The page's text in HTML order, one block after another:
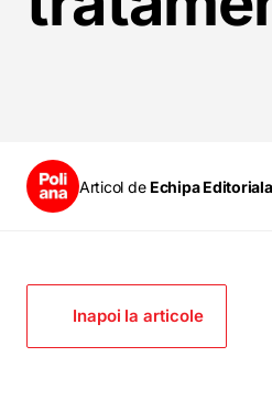
Articol de Echipa
Inapoi la articole